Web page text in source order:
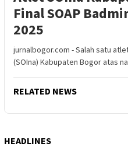
Final SOAP
2025
jurnalbogor.com - Salah satu
(SOIna) Kabupaten Bogor atas
RELATED NEWS
HEADLINES